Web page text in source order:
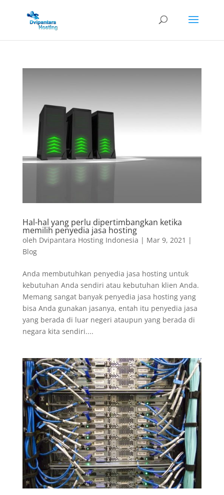
Hal-hal yang perlu dipertimbangkan ketika
memilih penyedia jasa hosting
oleh Dvipantara Hosting Indonesia | Mar 9, 2021 |
Blog
Anda membutuhkan penyedia jasa hosting untuk
kebutuhan Anda sendiri atau kebutuhan klien Anda.
Memang sangat banyak penyedia jasa hosting yang
bisa Anda gunakan jasanya, entah itu penyedia jasa
yang berada di luar negeri ataupun yang berada di
negara kita sendiri....